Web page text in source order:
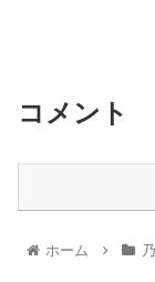
コメント
ホーム